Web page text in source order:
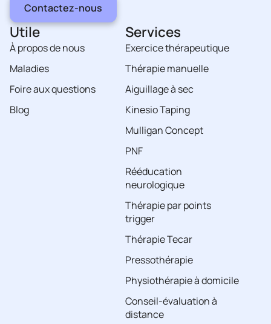
Contactez-nous
Utile
À propos de nous
Maladies
Foire aux questions
Blog
Services
Exercice thérapeutique
Thérapie manuelle
Aiguillage à sec
Kinesio Taping
Mulligan Concept
PNF
Rééducation
neurologique
Thérapie par points
trigger
Thérapie Tecar
Pressothérapie
Physiothérapie à domicile
Conseil-évaluation à
distance